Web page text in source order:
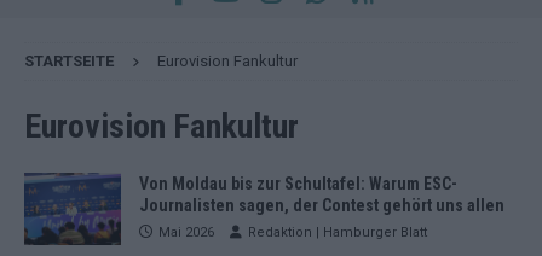
STARTSEITE Eurovision Fankultur
Eurovision Fankultur
Von Moldau bis zur Schultafel: Warum ESC-
Journalisten sagen, der Contest gehört uns allen
Mai 2026 Redaktion | Hamburger Blatt